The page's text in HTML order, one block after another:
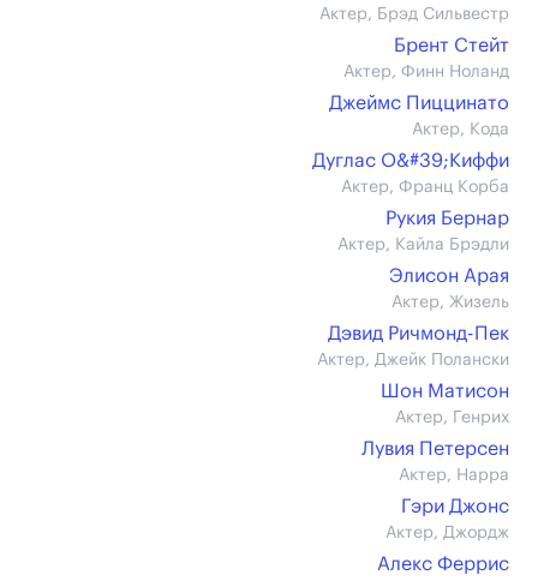
Актер, Брэд Сильвестр
Брент Стейт
Актер, Финн Ноланд
Джеймс Пиццинато
Актер, Кода
Дуглас О&#39;Киффи
Актер, Франц Корба
Рукия Бернар
Актер, Кайла Брэдли
Элисон Арая
Актер, Жизель
Дэвид Ричмонд-Пек
Актер, Джейк Полански
Шон Матисон
Актер, Генрих
Лувия Петерсен
Актер, Нарра
Гэри Джонс
Актер, Джордж
Алекс Феррис